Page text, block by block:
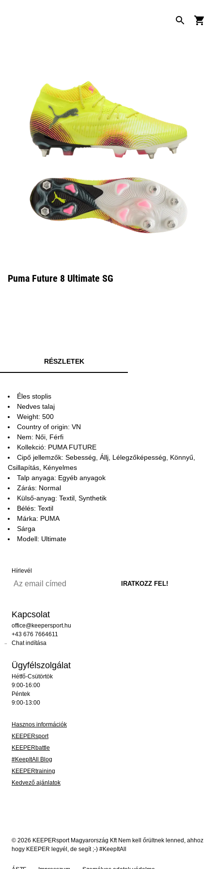
Puma Future 8 Ultimate SG
RÉSZLETEK
Éles stoplis
Nedves talaj
Weight: 500
Country of origin: VN
Nem: Női, Férfi
Kollekció: PUMA FUTURE
Cipő jellemzők: Sebesség, Állj, Lélegzőképesség, Könnyű,
Csillapítás, Kényelmes
Talp anyaga: Egyéb anyagok
Zárás: Normal
Külső-anyag: Textil, Synthetik
Bélés: Textil
Márka: PUMA
Sárga
Modell: Ultimate
Hírlevél
Kapcsolat
office@keepersport.hu
+43 676 7664611
Chat indítása
Ügyfélszolgálat
Hétfő-Csütörtök
9:00-16:00
Péntek
9:00-13:00
Hasznos információk
KEEPERsport
KEEPERbattle
#KeepItAll Blog
KEEPERtraining
Kedvező ajánlatok
© 2026 KEEPERsport Magyarország Kft Nem kell őrültnek lenned, ahhoz
hogy KEEPER legyél, de segít ;-) #KeepItAll